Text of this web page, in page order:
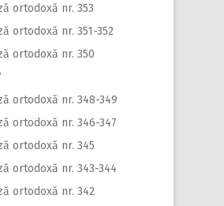
ortodoxă nr. 353
ortodoxă nr. 351-352
ortodoxă nr. 350
ortodoxă nr. 348-349
ortodoxă nr. 346-347
ortodoxă nr. 345
ortodoxă nr. 343-344
ortodoxă nr. 342